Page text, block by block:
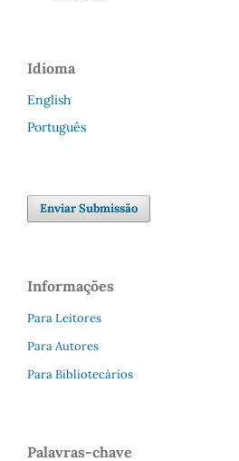
Idioma
English
Português
Enviar Submissão
Informações
Para Leitores
Para Autores
Para Bibliotecários
Palavras-chave